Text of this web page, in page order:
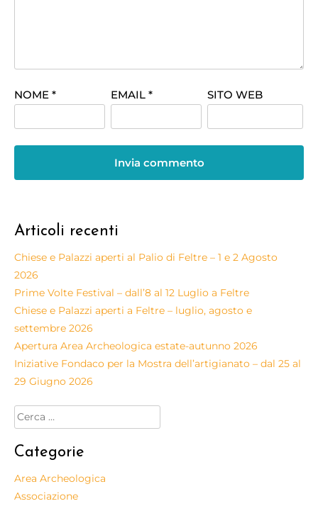
NOME * EMAIL * SITO WEB
Articoli recenti
Chiese e Palazzi aperti al Palio di Feltre – 1 e 2 Agosto
2026
Prime Volte Festival – dall’8 al 12 Luglio a Feltre
Chiese e Palazzi aperti a Feltre – luglio, agosto e
settembre 2026
Apertura Area Archeologica estate-autunno 2026
Iniziative Fondaco per la Mostra dell’artigianato – dal 25 al
29 Giugno 2026
Categorie
Area Archeologica
Associazione